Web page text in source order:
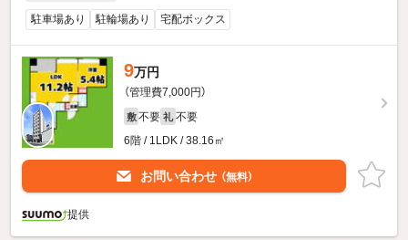
駐車場あり 駐輪場あり 宅配ボックス
9万円
（管理費7,000円）
敷 不要 礼 不要
6階 / 1LDK / 38.16㎡
お問い合わせ （無料）
提供